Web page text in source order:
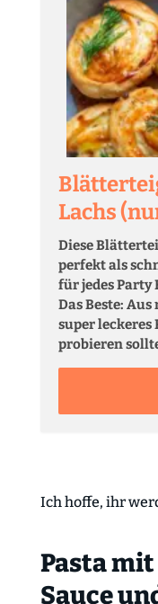
Lachs
Diese
perfekt als
für jedes Party
Das Beste:
super leckeres
probieren
Ich hoffe, ihr
Pasta
Sauce